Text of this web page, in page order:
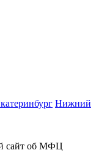
Нижний
сайт об МФЦ